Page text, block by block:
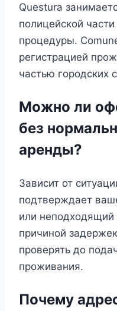
Questura
полицейской
процедуры.
регистрацией
частью городских
Можно ли
без
аренды?
Зависит от
подтверждает
или неподходящий
причиной
проверять до
проживания.
Почему